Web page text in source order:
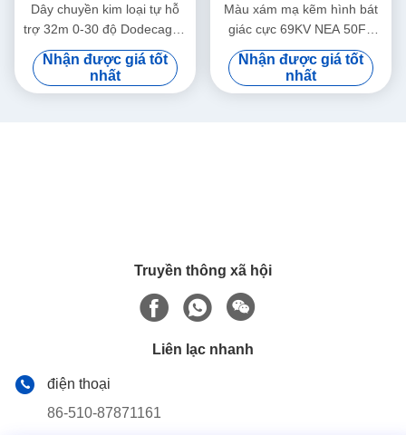
Dây chuyền kim loại tự hỗ
trợ 32m 0-30 độ Dodecagon
Đường dây 166KV
Nhận được giá tốt
nhất
Màu xám mạ kẽm hình bát
giác cực 69KV NEA 50FT
55FT 60FT 65FT 70FT
Nhận được giá tốt
nhất
Truyền thông xã hội
Liên lạc nhanh
điện thoại
86-510-87871161